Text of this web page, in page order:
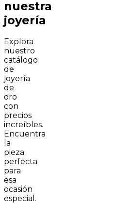
nuestra
joyería
Explora
nuestro
catálogo
de
joyería
de
oro
con
precios
increíbles.
Encuentra
la
pieza
perfecta
para
esa
ocasión
especial.